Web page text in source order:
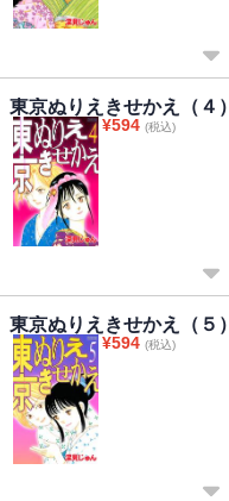
東京ぬりえきせかえ（４）
¥594 (税込)
東京ぬりえきせかえ（５）
¥594 (税込)